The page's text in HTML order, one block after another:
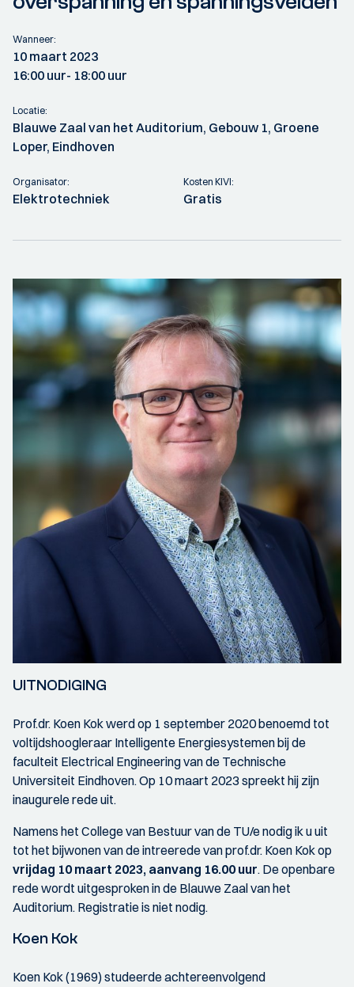
Wanneer:
10 maart 2023
16:00 uur- 18:00 uur
Locatie:
Blauwe Zaal van het Auditorium, Gebouw 1, Groene
Loper, Eindhoven
Organisator:
Elektrotechniek
Kosten KIVI:
Gratis
UITNODIGING
Prof.dr. Koen Kok werd op 1 september 2020 benoemd tot
voltijdshoogleraar Intelligente Energiesystemen bij de
faculteit Electrical Engineering van de Technische
Universiteit Eindhoven. Op 10 maart 2023 spreekt hij zijn
inaugurele rede uit.
Namens het College van Bestuur van de TU/e nodig ik u uit
tot het bijwonen van de intreerede van prof.dr. Koen Kok op
vrijdag 10 maart 2023, aanvang 16.00 uur. De openbare
rede wordt uitgesproken in de Blauwe Zaal van het
Auditorium. Registratie is niet nodig.
Koen Kok
Koen Kok (1969) studeerde achtereenvolgend